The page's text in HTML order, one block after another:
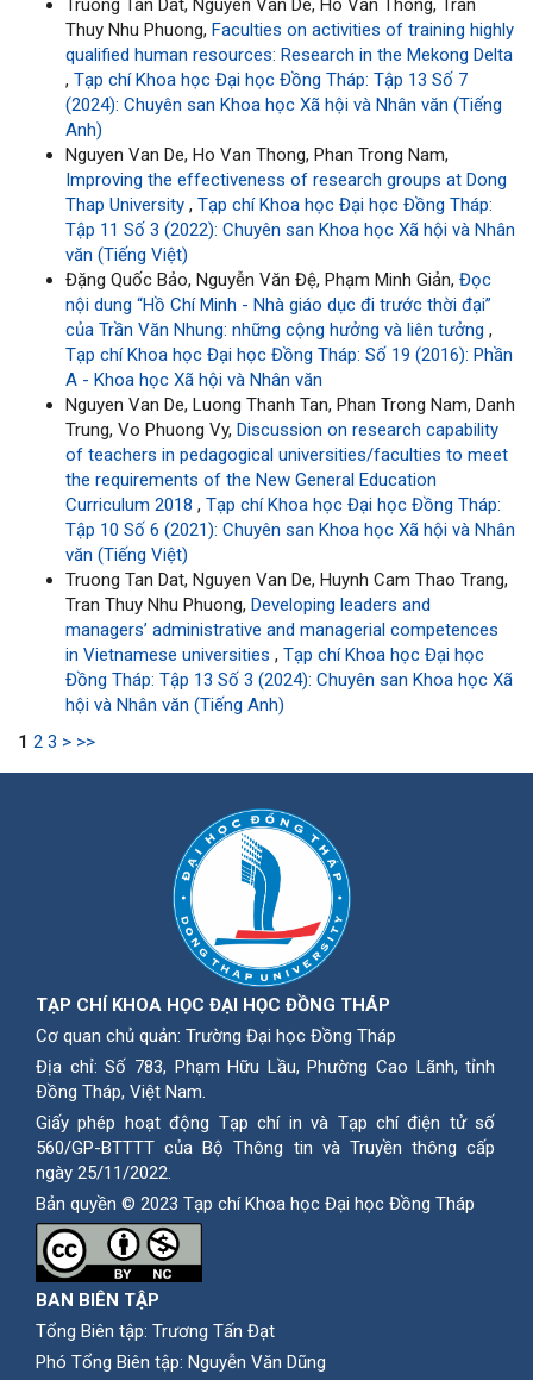
Truong Tan Dat, Nguyen Van De, Ho Van Thong, Tran
Thuy Nhu Phuong, Faculties on activities of training highly
qualified human resources: Research in the Mekong Delta
, Tạp chí Khoa học Đại học Đồng Tháp: Tập 13 Số 7
(2024): Chuyên san Khoa học Xã hội và Nhân văn (Tiếng
Anh)
Nguyen Van De, Ho Van Thong, Phan Trong Nam,
Improving the effectiveness of research groups at Dong
Thap University , Tạp chí Khoa học Đại học Đồng Tháp:
Tập 11 Số 3 (2022): Chuyên san Khoa học Xã hội và Nhân
văn (Tiếng Việt)
Đặng Quốc Bảo, Nguyễn Văn Đệ, Phạm Minh Giản, Đọc
nội dung “Hồ Chí Minh - Nhà giáo dục đi trước thời đại”
của Trần Văn Nhung: những cộng hưởng và liên tưởng ,
Tạp chí Khoa học Đại học Đồng Tháp: Số 19 (2016): Phần
A - Khoa học Xã hội và Nhân văn
Nguyen Van De, Luong Thanh Tan, Phan Trong Nam, Danh
Trung, Vo Phuong Vy, Discussion on research capability
of teachers in pedagogical universities/faculties to meet
the requirements of the New General Education
Curriculum 2018 , Tạp chí Khoa học Đại học Đồng Tháp:
Tập 10 Số 6 (2021): Chuyên san Khoa học Xã hội và Nhân
văn (Tiếng Việt)
Truong Tan Dat, Nguyen Van De, Huynh Cam Thao Trang,
Tran Thuy Nhu Phuong, Developing leaders and
managers’ administrative and managerial competences
in Vietnamese universities , Tạp chí Khoa học Đại học
Đồng Tháp: Tập 13 Số 3 (2024): Chuyên san Khoa học Xã
hội và Nhân văn (Tiếng Anh)
1 2 3 > >>
TẠP CHÍ KHOA HỌC ĐẠI HỌC ĐỒNG THÁP
Cơ quan chủ quản: Trường Đại học Đồng Tháp
Địa chỉ: Số 783, Phạm Hữu Lầu, Phường Cao Lãnh, tỉnh
Ðồng Tháp, Việt Nam.
Giấy phép hoạt động Tạp chí in và Tạp chí điện tử số
560/GP-BTTTT của Bộ Thông tin và Truyền thông cấp
ngày 25/11/2022.
Bản quyền © 2023 Tạp chí Khoa học Đại học Đồng Tháp
BAN BIÊN TẬP
Tổng Biên tập: Trương Tấn Đạt
Phó Tổng Biên tập: Nguyễn Văn Dũng